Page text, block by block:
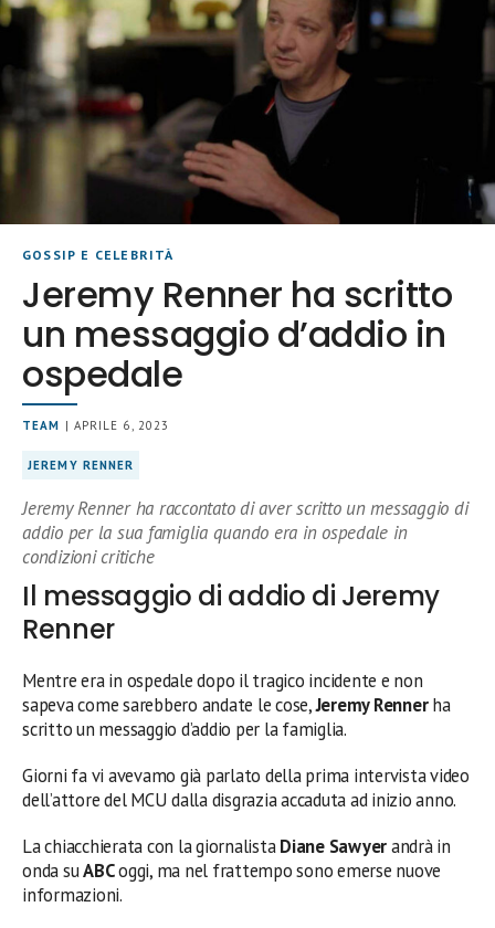
GOSSIP E CELEBRITÀ
Jeremy Renner ha scritto
un messaggio d’addio in
ospedale
TEAM | APRILE 6, 2023
JEREMY RENNER
Jeremy Renner ha raccontato di aver scritto un messaggio di
addio per la sua famiglia quando era in ospedale in
condizioni critiche
Il messaggio di addio di Jeremy
Renner
Mentre era in ospedale dopo il tragico incidente e non
sapeva come sarebbero andate le cose,Jeremy Rennerha
scritto un messaggio d’addio per la famiglia.
Giorni fa vi avevamo già parlato della prima intervista video
dell’attore del MCU dalla disgrazia accaduta ad inizio anno.
La chiacchierata con la giornalistaDiane Sawyerandrà in
onda suABCoggi, ma nel frattempo sono emerse nuove
informazioni.